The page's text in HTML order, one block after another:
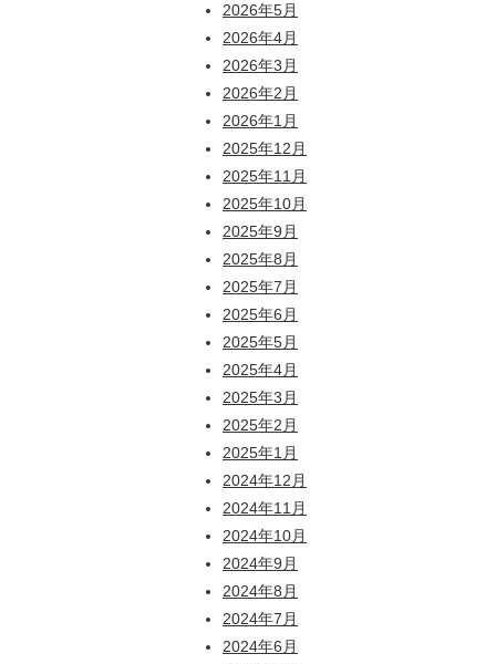
2026年5月
2026年4月
2026年3月
2026年2月
2026年1月
2025年12月
2025年11月
2025年10月
2025年9月
2025年8月
2025年7月
2025年6月
2025年5月
2025年4月
2025年3月
2025年2月
2025年1月
2024年12月
2024年11月
2024年10月
2024年9月
2024年8月
2024年7月
2024年6月